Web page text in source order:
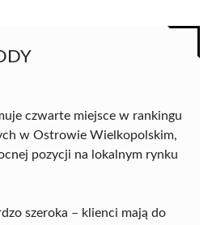
czwarte miejsce w rankingu
w Ostrowie Wielkopolskim,
pozycji na lokalnym rynku
szeroka – klienci mają do